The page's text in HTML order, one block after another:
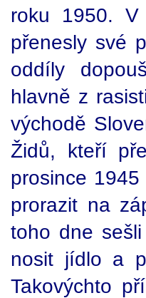
roku 1950. V
přenesly své
oddíly
hlavně z
východě
Židů, kteří
prosince
prorazit na
toho dne
nosit jídlo a
Takovýchto